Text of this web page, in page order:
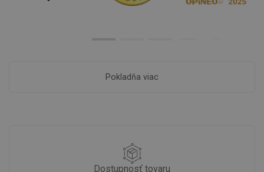
Pokladňa viac
Dostupnosť tovaru